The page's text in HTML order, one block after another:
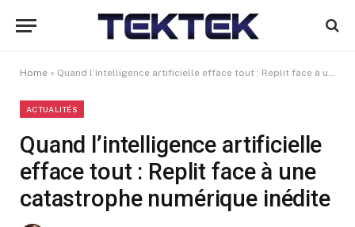
Home » Quand l’intelligence artificielle efface tout : Replit face à une catastrophe numérique inédite
ACTUALITÉS
Quand l’intelligence artificielle
efface tout : Replit face à une
catastrophe numérique inédite